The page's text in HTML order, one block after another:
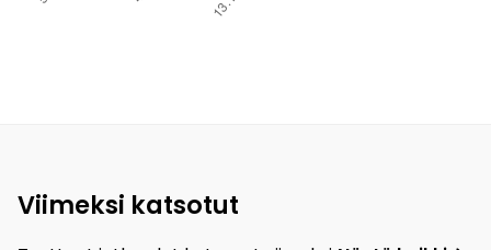
Viimeksi katsotut